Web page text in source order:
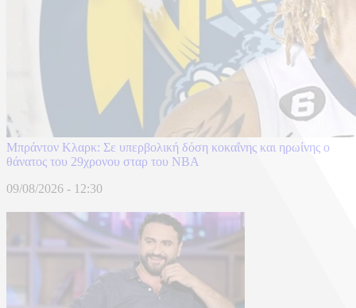
Μπράντον Κλαρκ: Σε υπερβολική δόση κοκαΐνης και ηρωίνης ο
θάνατος του 29χρονου σταρ του NBA
09/08/2026 - 12:30